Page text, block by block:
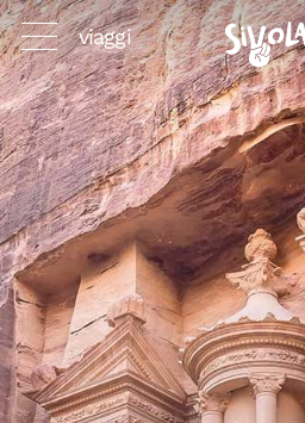
viaggi